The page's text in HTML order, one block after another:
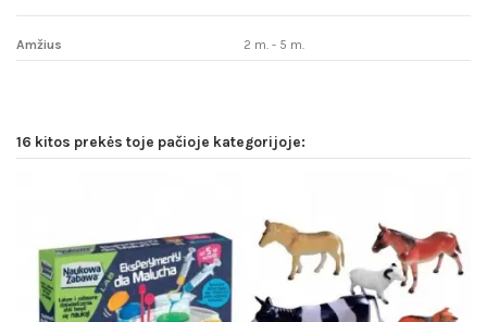
Amžius 2 m. - 5 m.
16 kitos prekės toje pačioje kategorijoje: